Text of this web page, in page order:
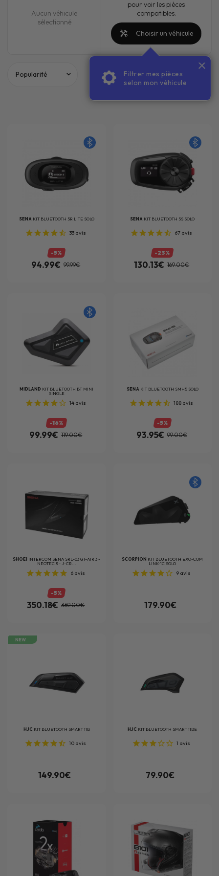
Nolan, Scorpion, HJC, Nexx, X-Lite… Choisissez le
intercom motopour rouler en toute sérénité !
Aucun véhicule
sélectionné
pour voir les pièces
compatibles.
Choisir un véhicule
Filtrer mes pièces
selon mon véhicule
PACKS
SENA KIT BLUETOOTH 5R LITE SOLO
33avis
-5%
94.99€ 99.99€
SENA KIT BLUETOOTH 5S SOLO
67 avis
-23%
130.13€ 169.00€
MIDLAND KIT BLUETOOTH BT MINI
SINGLE
14avis
-16%
99.99€ 119.00€
SENA KIT BLUETOOTH SMH5 SOLO
188 avis
-5%
93.95€ 99.00€
SHOEI INTERCOM SENA SRL-03 GT-AIR 3 -
NEOTEC 3 - J-CR...
6avis
-5%
350.18€ 369.00€
SCORPION KIT BLUETOOTH EXO-COM
LINK-1C SOLO
9 avis
179.90€
NEW
HJC KIT BLUETOOTH SMART 11B
10 avis
149.90€
HJC KIT BLUETOOTH SMART 11BE
1 avis
79.90€